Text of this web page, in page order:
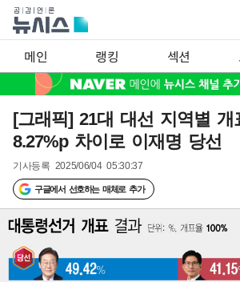
메인 랭킹 섹션
[그래픽] 21대 대선 지역별
8.27%p 차이로 이재명 당선
기사등록 2025/06/04 05:30:37
구글에서 선호하는 매체로 추가